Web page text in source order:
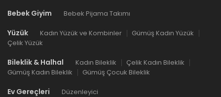
Bebek Giyim Bebek Pijama Takımı
Yüzük Kadın Yüzük ve Kombinler
Gümüş Kadın Yüzük
Çelik Yüzük
Bileklik & Halhal Kadın Bileklik
Çelik Kadın Bileklik
Gümüş Kadın Bileklik
Gümüş Çocuk Bileklik
Ev Gereçleri Düzenleyici